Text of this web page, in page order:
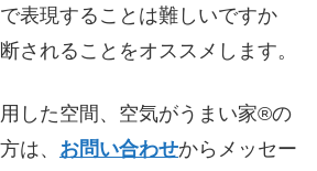
表現することは難しいですか
されることをオススメします。
した空間、空気がうまい家®︎の
は、 お問い合わせからメッセー